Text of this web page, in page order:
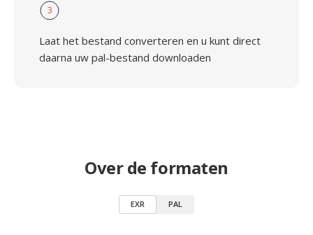
3
Laat het bestand converteren en u kunt direct
daarna uw pal-bestand downloaden
Over de formaten
EXR PAL